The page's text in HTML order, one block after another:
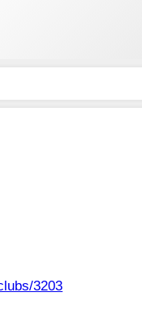
3203